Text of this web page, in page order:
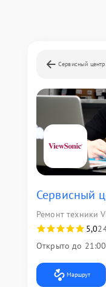
Сервисный
Сервисный
Ремонт техники
5,0
Открыто до 21:00
Маршрут